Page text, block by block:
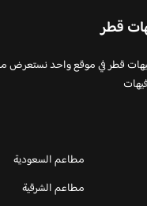
قطر
قطر في موقع واحد نستعرض
مطاعم السعودية
مطاعم الشرقية